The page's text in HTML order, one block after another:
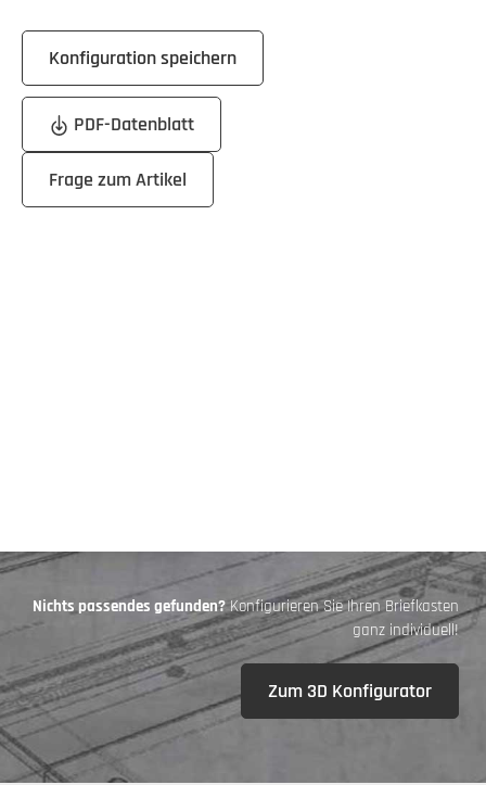
Konfiguration speichern
PDF-Datenblatt
Frage zum Artikel
Nichts passendes gefunden?Konfigurieren Sie Ihren Briefkasten
ganz individuell!
Zum 3D Konfigurator